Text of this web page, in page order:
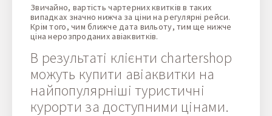
Звичайно, вартість чартерних квитків в таких
випадках значно нижча за ціни на регулярні рейси.
Крім того, чим ближче дата вильоту, тим ще нижче
ціна нерозпроданих авіаквитків.
В результаті клієнти chartershop
можуть купити авіаквитки на
найпопулярніші туристичні
курорти за доступними цінами.